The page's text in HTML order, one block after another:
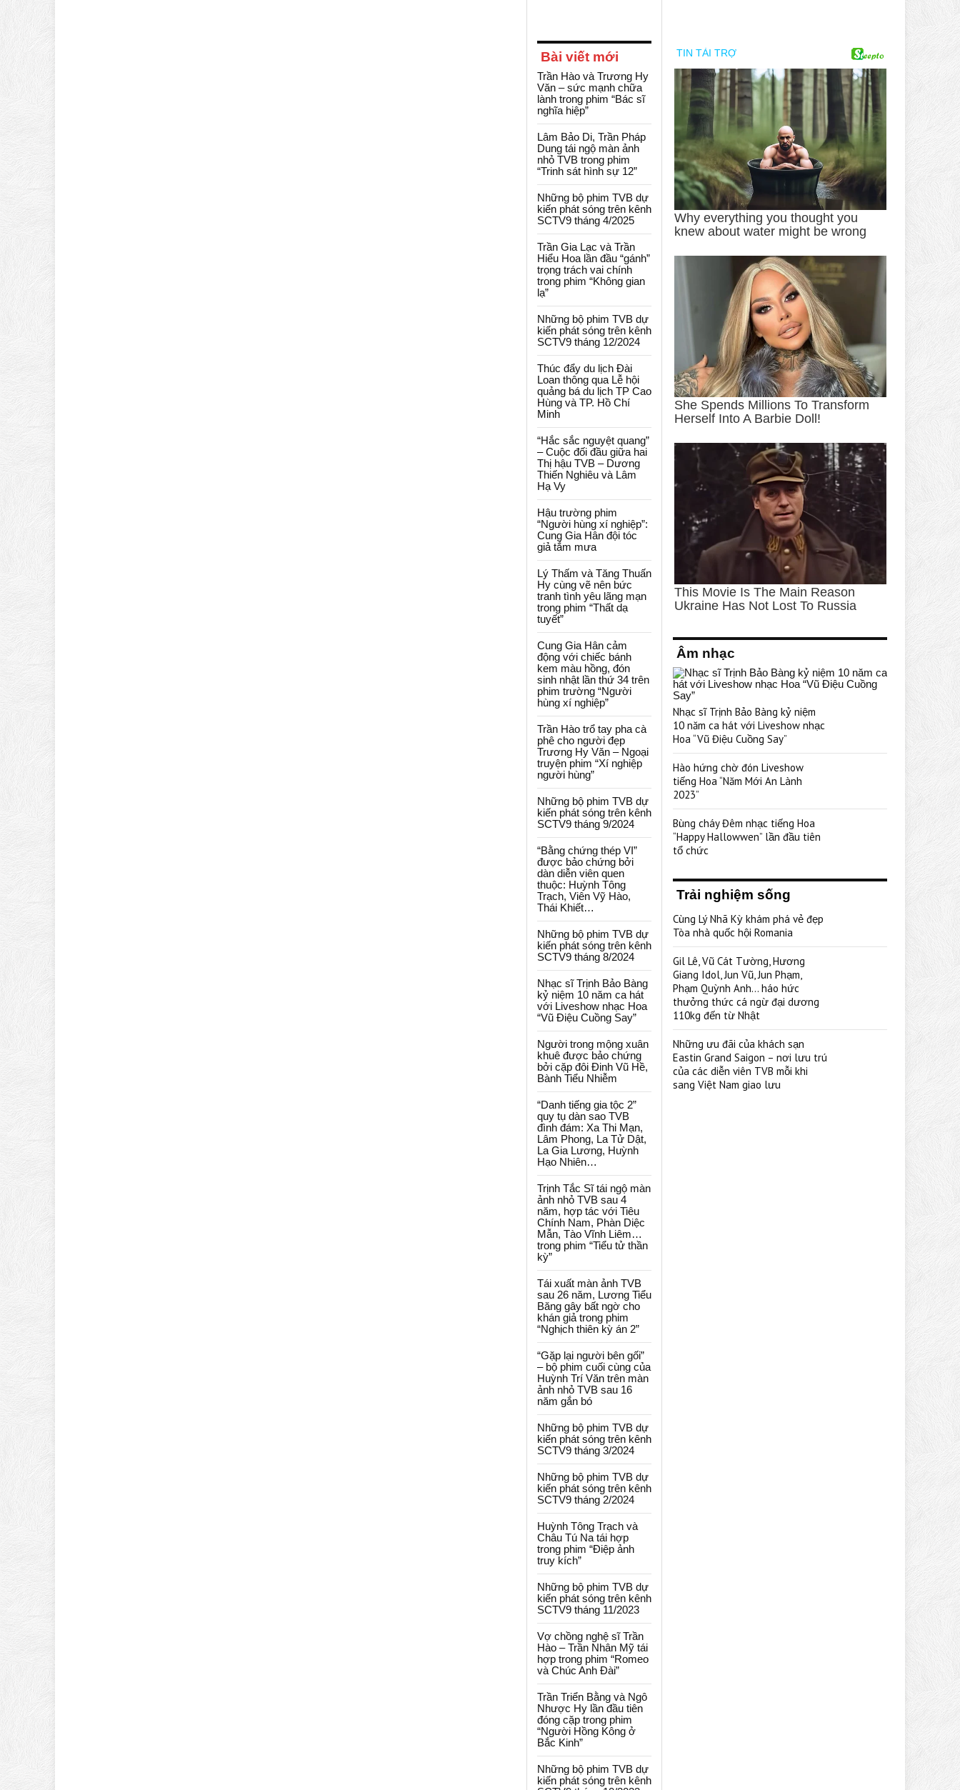
Bài viết mới
Trần Hào và Trương Hy
Văn – sức mạnh chữa
lành trong phim “Bác sĩ
nghĩa hiệp”
Lâm Bảo Di, Trần Pháp
Dung tái ngộ màn ảnh
nhỏ TVB trong phim
“Trinh sát hình sự 12”
Những bộ phim TVB dự
kiến phát sóng trên kênh
SCTV9 tháng 4/2025
Trần Gia Lạc và Trần
Hiểu Hoa lần đầu “gánh”
trọng trách vai chính
trong phim “Không gian
lạ”
Những bộ phim TVB dự
kiến phát sóng trên kênh
SCTV9 tháng 12/2024
Thúc đẩy du lịch Đài
Loan thông qua Lễ hội
quảng bá du lịch TP Cao
Hùng và TP. Hồ Chí
Minh
“Hắc sắc nguyệt quang”
– Cuộc đối đầu giữa hai
Thị hậu TVB – Dương
Thiến Nghiêu và Lâm
Hạ Vy
Hậu trường phim
“Người hùng xí nghiệp”:
Cung Gia Hân đội tóc
giả tắm mưa
Lý Thấm và Tăng Thuấn
Hy cùng vẽ nên bức
tranh tình yêu lãng mạn
trong phim “Thất dạ
tuyết”
Cung Gia Hân cảm
động với chiếc bánh
kem màu hồng, đón
sinh nhật lần thứ 34 trên
phim trường “Người
hùng xí nghiệp”
Trần Hào trổ tay pha cà
phê cho người đẹp
Trương Hy Văn – Ngoại
truyện phim “Xí nghiệp
người hùng”
Những bộ phim TVB dự
kiến phát sóng trên kênh
SCTV9 tháng 9/2024
“Bằng chứng thép VI”
được bảo chứng bởi
dàn diễn viên quen
thuộc: Huỳnh Tông
Trạch, Viên Vỹ Hào,
Thái Khiết…
Những bộ phim TVB dự
kiến phát sóng trên kênh
SCTV9 tháng 8/2024
Nhạc sĩ Trịnh Bảo Bàng
kỷ niệm 10 năm ca hát
với Liveshow nhạc Hoa
“Vũ Điệu Cuồng Say”
Người trong mộng xuân
khuê được bảo chứng
bởi cặp đôi Đinh Vũ Hề,
Bành Tiểu Nhiễm
“Danh tiếng gia tộc 2”
quy tụ dàn sao TVB
đình đám: Xa Thi Mạn,
Lâm Phong, La Tử Dật,
La Gia Lương, Huỳnh
Hạo Nhiên…
Trịnh Tắc Sĩ tái ngộ màn
ảnh nhỏ TVB sau 4
năm, hợp tác với Tiêu
Chính Nam, Phàn Diệc
Mẫn, Tào Vĩnh Liêm…
trong phim “Tiểu tử thần
kỳ”
Tái xuất màn ảnh TVB
sau 26 năm, Lương Tiểu
Băng gây bất ngờ cho
khán giả trong phim
“Nghịch thiên kỳ án 2”
“Gặp lại người bên gối”
– bộ phim cuối cùng của
Huỳnh Trí Văn trên màn
ảnh nhỏ TVB sau 16
năm gắn bó
Những bộ phim TVB dự
kiến phát sóng trên kênh
SCTV9 tháng 3/2024
Những bộ phim TVB dự
kiến phát sóng trên kênh
SCTV9 tháng 2/2024
Huỳnh Tông Trạch và
Châu Tú Na tái hợp
trong phim “Điệp ảnh
truy kích”
Những bộ phim TVB dự
kiến phát sóng trên kênh
SCTV9 tháng 11/2023
Vợ chồng nghệ sĩ Trần
Hào – Trần Nhân Mỹ tái
hợp trong phim “Romeo
và Chúc Anh Đài”
Trần Triển Bằng và Ngô
Nhược Hy lần đầu tiên
đóng cặp trong phim
“Người Hồng Kông ở
Bắc Kinh”
Những bộ phim TVB dự
kiến phát sóng trên kênh
Âm nhạc
Nhạc sĩ Trịnh Bảo Bàng kỷ niệm
10 năm ca hát với Liveshow nhạc
Hoa “Vũ Điệu Cuồng Say”
Hào hứng chờ đón Liveshow
tiếng Hoa “Năm Mới An Lành
2023”
Bùng cháy Đêm nhạc tiếng Hoa
“Happy Hallowwen” lần đầu tiên
tổ chức
Trải nghiệm sống
Cùng Lý Nhã Kỳ khám phá vẻ đẹp
Tòa nhà quốc hội Romania
Gil Lê, Vũ Cát Tường, Hương
Giang Idol, Jun Vũ, Jun Phạm,
Phạm Quỳnh Anh… háo hức
thưởng thức cá ngừ đại dương
110kg đến từ Nhật
Những ưu đãi của khách sạn
Eastin Grand Saigon – nơi lưu trú
của các diễn viên TVB mỗi khi
sang Việt Nam giao lưu